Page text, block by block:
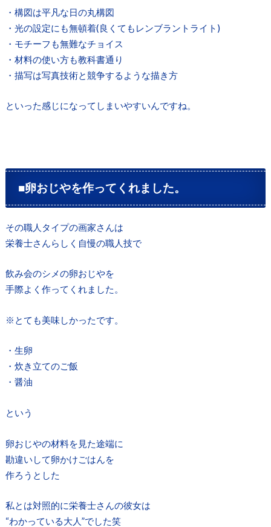
・構図は平凡な日の丸構図
・光の設定にも無頓着(良くてもレンブラントライト)
・モチーフも無難なチョイス
・材料の使い方も教科書通り
・描写は写真技術と競争するような描き方
といった感じになってしまいやすいんですね。
■卵おじやを作ってくれました。
その職人タイプの画家さんは
栄養士さんらしく自慢の職人技で
飲み会のシメの卵おじやを
手際よく作ってくれました。
※とても美味しかったです。
・生卵
・炊き立てのご飯
・醤油
という
卵おじやの材料を見た途端に
勘違いして卵かけごはんを
作ろうとした
私とは対照的に栄養士さんの彼女は
“わかっている大人”でした笑